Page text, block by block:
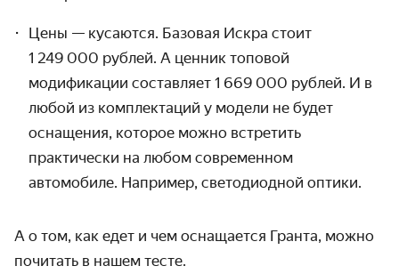
Цены — кусаются. Базовая Искра стоит
1 249 000 рублей. А ценник топовой
модификации составляет 1 669 000 рублей. И в
любой из комплектаций у модели не будет
оснащения, которое можно встретить
практически на любом современном
автомобиле. Например, светодиодной оптики.
А о том, как едет и чем оснащается Гранта, можно
почитать в нашем тесте.